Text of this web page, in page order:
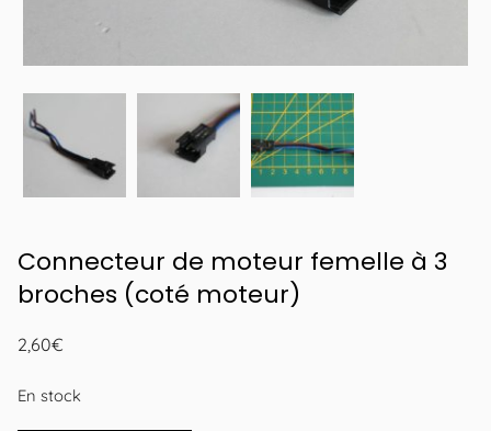
Connecteur de moteur femelle à 3
broches (coté moteur)
2,60€
En stock